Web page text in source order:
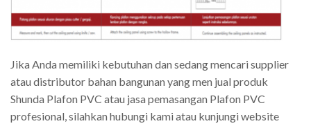
Jika Anda memiliki kebutuhan dan sedang mencari supplier
atau distributor bahan bangunan yang men jual produk
Shunda Plafon PVC atau jasa pemasangan Plafon PVC
profesional, silahkan hubungi kami atau kunjungi website